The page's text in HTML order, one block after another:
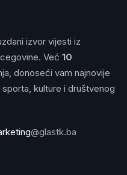
izvor vijesti iz
Već 10
donoseći vam najnovije
kulture i društvenog
@glastk.ba